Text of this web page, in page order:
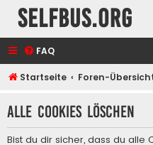
selfbus.org
FAQ
Startseite Foren-
Alle Cookies löschen
Bist du dir sicher, dass du alle